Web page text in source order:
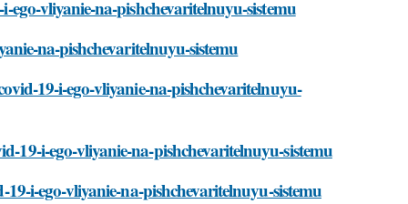
vliyanie-na-pishchevaritelnuyu-sistemu
na-pishchevaritelnuyu-sistemu
19-i-ego-vliyanie-na-pishchevaritelnuyu-
19-i-ego-vliyanie-na-pishchevaritelnuyu-sistemu
i-ego-vliyanie-na-pishchevaritelnuyu-sistemu